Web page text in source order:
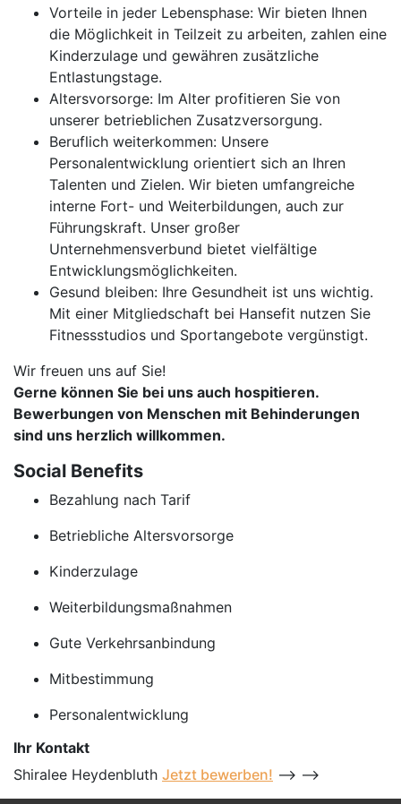
Vorteile in jeder Lebensphase: Wir bieten Ihnen
die Möglichkeit in Teilzeit zu arbeiten, zahlen eine
Kinderzulage und gewähren zusätzliche
Entlastungstage.
Altersvorsorge: Im Alter profitieren Sie von
unserer betrieblichen Zusatzversorgung.
Beruflich weiterkommen: Unsere
Personalentwicklung orientiert sich an Ihren
Talenten und Zielen. Wir bieten umfangreiche
interne Fort- und Weiterbildungen, auch zur
Führungskraft. Unser großer
Unternehmensverbund bietet vielfältige
Entwicklungsmöglichkeiten.
Gesund bleiben: Ihre Gesundheit ist uns wichtig.
Mit einer Mitgliedschaft bei Hansefit nutzen Sie
Fitnessstudios und Sportangebote vergünstigt.
Wir freuen uns auf Sie!
Gerne können Sie bei uns auch hospitieren.
Bewerbungen von Menschen mit Behinderungen
sind uns herzlich willkommen.
Social Benefits
Bezahlung nach Tarif
Betriebliche Altersvorsorge
Kinderzulage
Weiterbildungsmaßnahmen
Gute Verkehrsanbindung
Mitbestimmung
Personalentwicklung
Ihr Kontakt
Shiralee Heydenbluth Jetzt bewerben! --> -->